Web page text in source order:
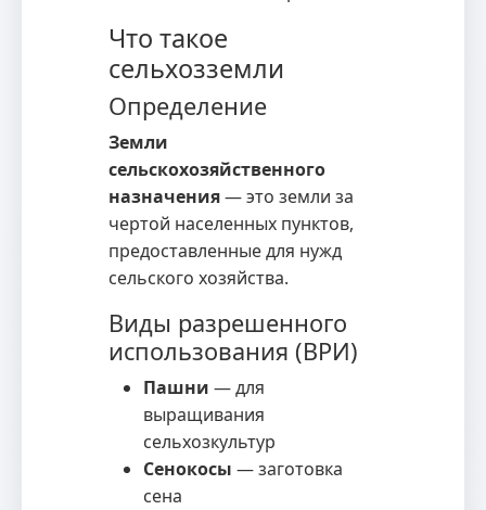
Что такое
сельхозземли
Определение
Земли
сельскохозяйственного
назначения— это земли за
чертой населенных пунктов,
предоставленные для нужд
сельского хозяйства.
Виды разрешенного
использования (ВРИ)
Пашни — для
выращивания
сельхозкультур
Сенокосы — заготовка
сена